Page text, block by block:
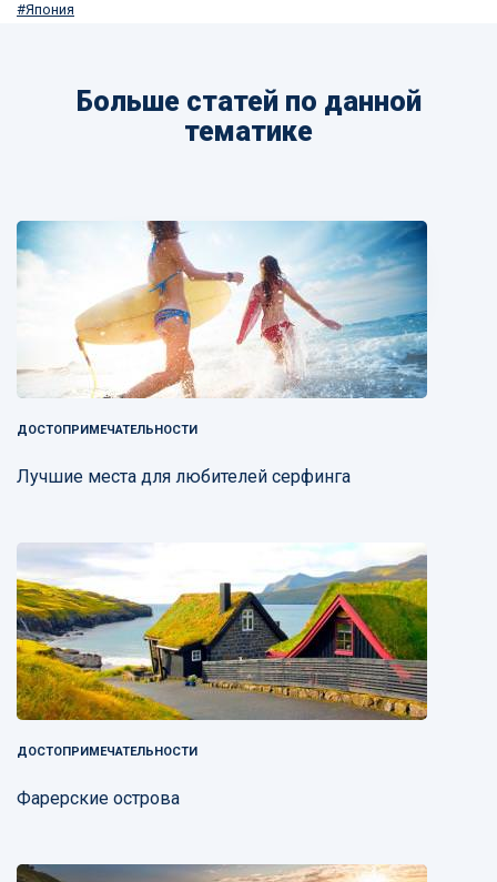
Япония
Больше статей по данной
тематике
ДОСТОПРИМЕЧАТЕЛЬНОСТИ
Лучшие места для любителей серфинга
ДОСТОПРИМЕЧАТЕЛЬНОСТИ
Фарерские острова